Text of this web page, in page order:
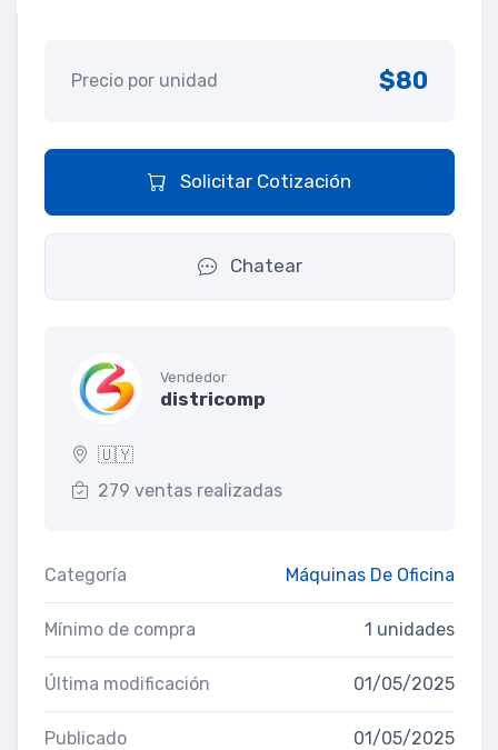
Precio por unidad $80
Solicitar Cotización
Chatear
Vendedor
districomp
🇺🇾
279 ventas realizadas
Categoría Máquinas De Oficina
Mínimo de compra 1 unidades
Última modificación 01/05/2025
Publicado 01/05/2025